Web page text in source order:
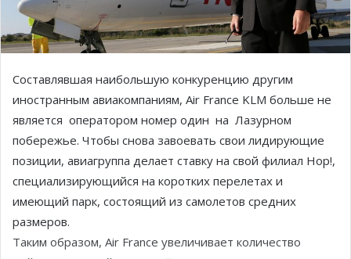
Составлявшая наибольшую конкуренцию другим
иностранным авиакомпаниям, Air France KLM больше не
является оператором номер один на Лазурном
побережье. Чтобы снова завоевать свои лидирующие
позиции, авиагруппа делает ставку на свой филиал Hop!,
специализирующийся на коротких перелетах и
имеющий парк, состоящий из самолетов средних
размеров.
Таким образом, Air France увеличивает количество